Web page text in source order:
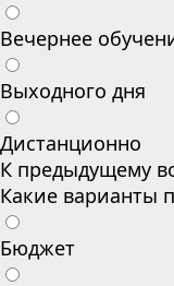
Вечернее
Выходного дня
Дистанционно
К предыдущему
Какие варианты
Бюджет